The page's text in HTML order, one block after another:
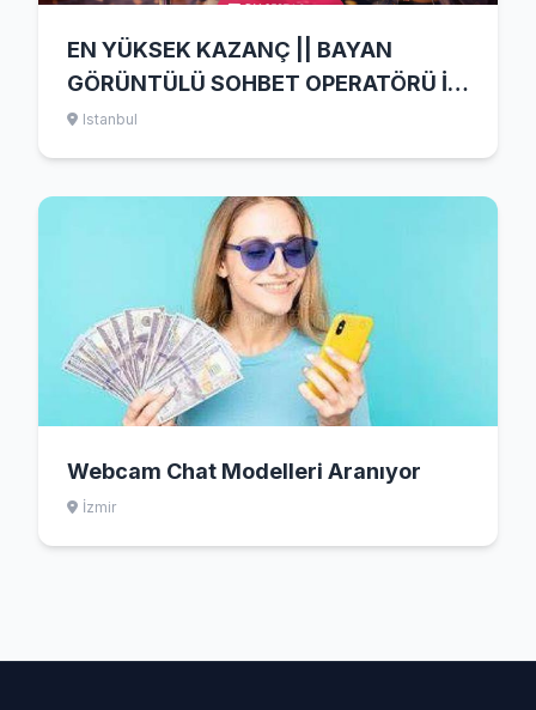
EN YÜKSEK KAZANÇ || BAYAN
GÖRÜNTÜLÜ SOHBET OPERATÖRÜ İŞ
İLANI
Istanbul
Webcam Chat Modelleri Aranıyor
İzmir